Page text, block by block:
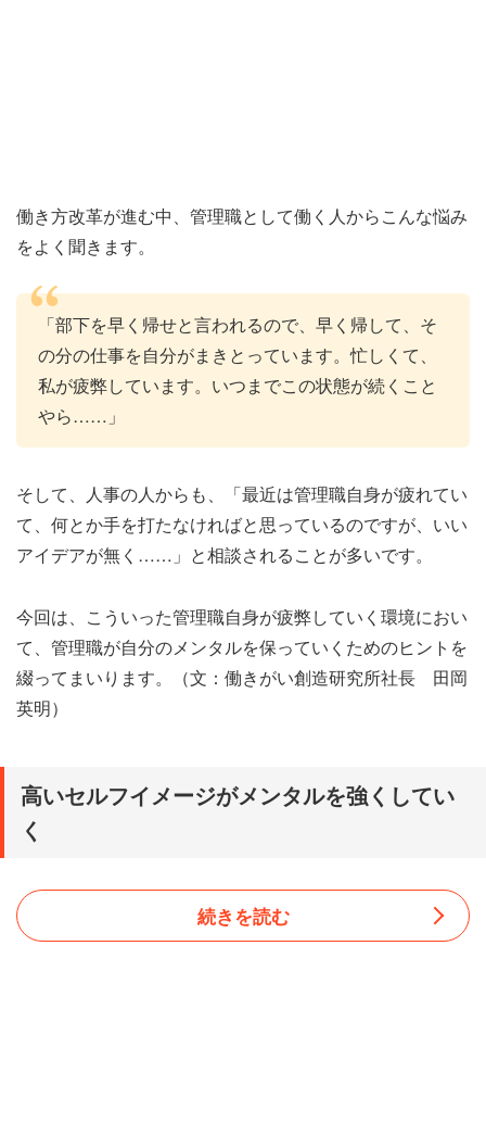
働き方改革が進む中、管理職として働く人からこんな悩み
をよく聞きます。
「部下を早く帰せと言われるので、早く帰して、そ
の分の仕事を自分がまきとっています。忙しくて、
私が疲弊しています。いつまでこの状態が続くこと
やら……」
そして、人事の人からも、「最近は管理職自身が疲れてい
て、何とか手を打たなければと思っているのですが、いい
アイデアが無く……」と相談されることが多いです。
今回は、こういった管理職自身が疲弊していく環境におい
て、管理職が自分のメンタルを保っていくためのヒントを
綴ってまいります。（文：働きがい創造研究所社長 田岡
英明）
高いセルフイメージがメンタルを強くしてい
く
続きを読む